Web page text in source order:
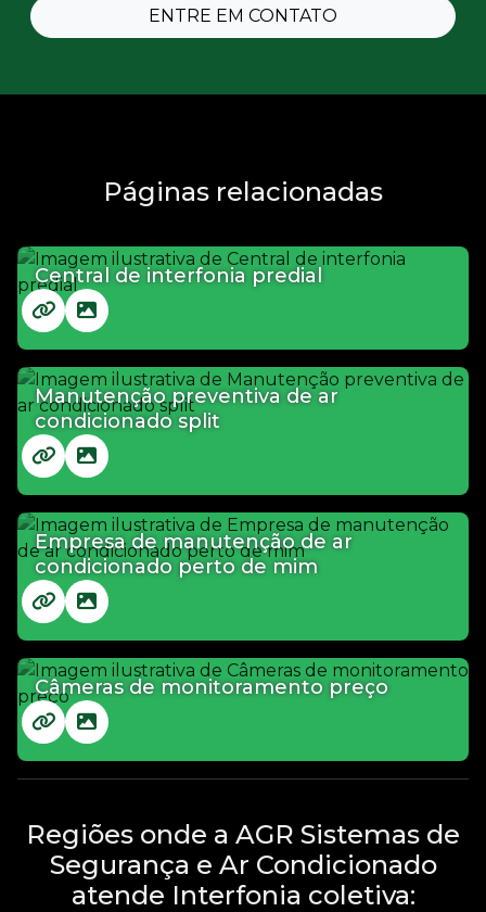
ENTRE EM CONTATO
Páginas relacionadas
Central de interfonia predial
Manutenção preventiva de ar
condicionado split
Empresa de manutenção de ar
condicionado perto de mim
Câmeras de monitoramento preço
Regiões onde a AGR Sistemas de
Segurança e Ar Condicionado
atende Interfonia coletiva: